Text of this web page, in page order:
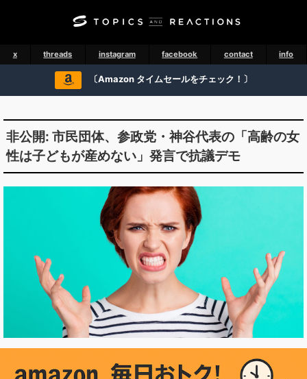
x threads instagram facebook contact info
〔Amazon タイムセールをチェック！〕
非公開: 市民団体、参政党・神谷代表の「高齢の女
性は子どもが産めない」発言で抗議デモ